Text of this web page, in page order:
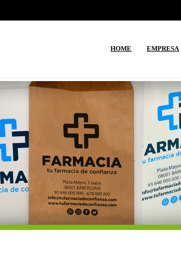
HOME EMPRESA